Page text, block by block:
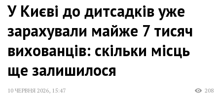
У Києві до дитсадків уже
зарахували майже 7 тисяч
вихованців: скільки місць
ще залишилося
10 ЧЕРВНЯ 2026, 15:47 208